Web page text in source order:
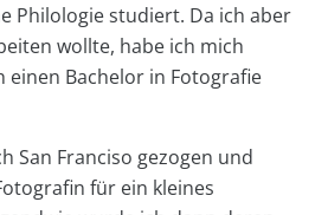
Philologie studiert. Da ich aber
wollte, habe ich mich
einen Bachelor in Fotografie
San Franciso gezogen und
für ein kleines